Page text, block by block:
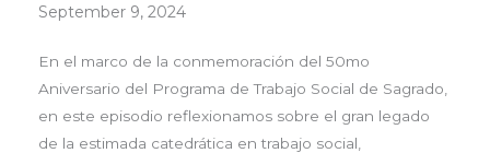
September 9, 2024
En el marco de la conmemoración del 50mo
Aniversario del Programa de Trabajo Social de Sagrado,
en este episodio reflexionamos sobre el gran legado
de la estimada catedrática en trabajo social,